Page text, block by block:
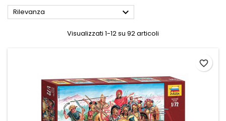
Rilevanza 
Visualizzati 1-12 su 92 articoli
favorite_border